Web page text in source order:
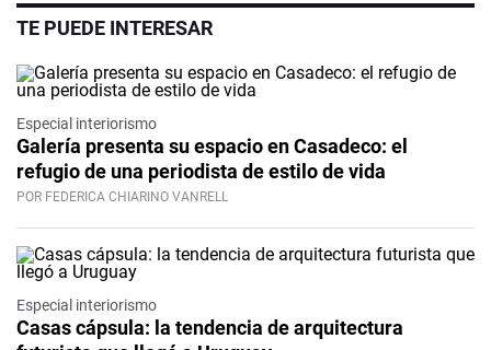
TE PUEDE INTERESAR
Especial interiorismo
Galería presenta su espacio en Casadeco: el
refugio de una periodista de estilo de vida
POR FEDERICA CHIARINO VANRELL
Especial interiorismo
Casas cápsula: la tendencia de arquitectura